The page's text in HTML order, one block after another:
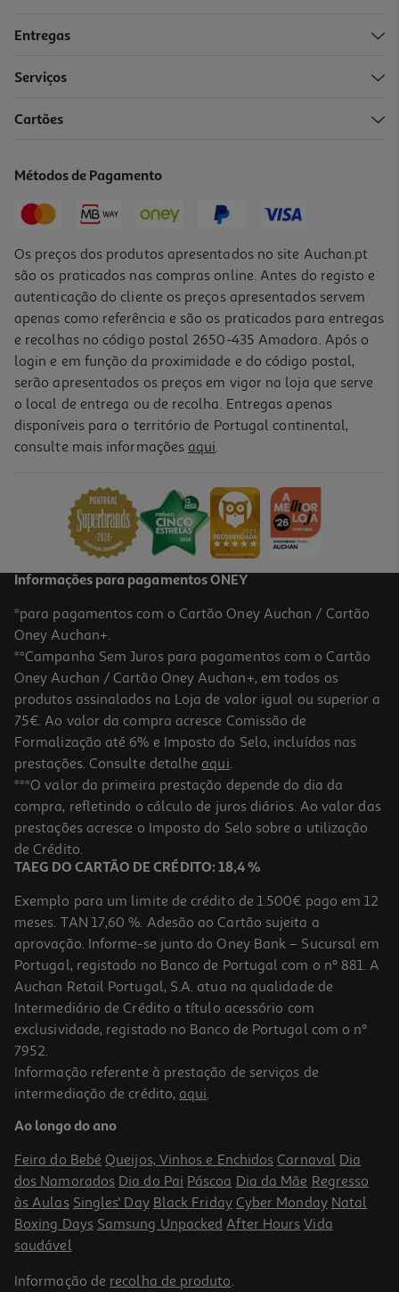
Vinho Branco Porrais Doc Douro 0.75l
Vinho Branco Pessegueiro Douro 0.75l
17.32 €/Lt
12,99 €
Vinho Branco Tons Duorum Douro 0.75l
7.99 €/Lt
5,99 €
Entregas
Serviços
Cartões
Métodos de Pagamento
Os preços dos produtos apresentados no site Auchan.pt
são os praticados nas compras online. Antes do registo e
autenticação do cliente os preços apresentados servem
apenas como referência e são os praticados para entregas
e recolhas no código postal 2650-435 Amadora. Após o
login e em função da proximidade e do código postal,
serão apresentados os preços em vigor na loja que serve
o local de entrega ou de recolha. Entregas apenas
disponíveis para o território de Portugal continental,
consulte mais informações aqui.
Informações para pagamentos ONEY
*para pagamentos com o Cartão Oney Auchan / Cartão
Oney Auchan+.
**Campanha Sem Juros para pagamentos com o Cartão
Oney Auchan / Cartão Oney Auchan+, em todos os
produtos assinalados na Loja de valor igual ou superior a
75€. Ao valor da compra acresce Comissão de
Formalização até 6% e Imposto do Selo, incluídos nas
prestações. Consulte detalhe aqui.
***O valor da primeira prestação depende do dia da
compra, refletindo o cálculo de juros diários. Ao valor das
prestações acresce o Imposto do Selo sobre a utilização
de Crédito.
TAEG DO CARTÃO DE CRÉDITO: 18,4 %
Exemplo para um limite de crédito de 1.500€ pago em 12
meses. TAN 17,60 %. Adesão ao Cartão sujeita a
aprovação. Informe-se junto do Oney Bank – Sucursal em
Portugal, registado no Banco de Portugal com o nº 881. A
Auchan Retail Portugal, S.A. atua na qualidade de
Intermediário de Crédito a título acessório com
exclusividade, registado no Banco de Portugal com o nº
7952.
Informação referente à prestação de serviços de
intermediação de crédito, aqui.
Ao longo do ano
Feira do Bebé Queijos, Vinhos e Enchidos Carnaval Dia
dos Namorados Dia do Pai Páscoa Dia da Mãe Regresso
às Aulas Singles' Day Black Friday Cyber Monday Natal
Boxing Days Samsung Unpacked After Hours Vida
saudável
Informação de recolha de produto.